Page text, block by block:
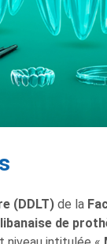
(DDLT) de la
de